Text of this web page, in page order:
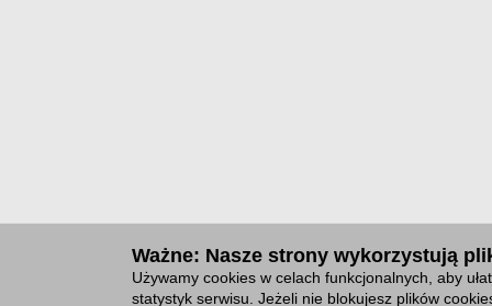
Ważne: Nasze strony wykorzystują
Używamy cookies w celach funkcjonalnych, aby
statystyk serwisu. Jeżeli nie blokujesz plików